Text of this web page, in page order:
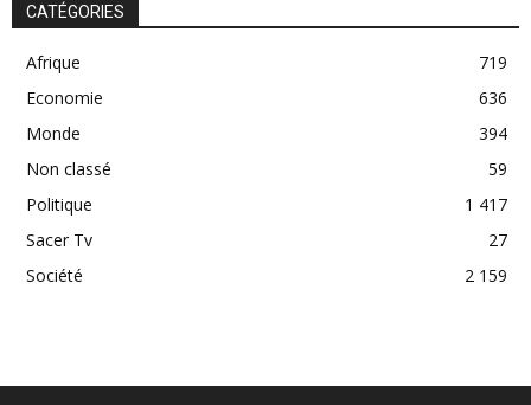
CATÉGORIES
Afrique
719
Economie
636
Monde
394
Non classé
59
Politique
1 417
Sacer Tv
27
Société
2 159